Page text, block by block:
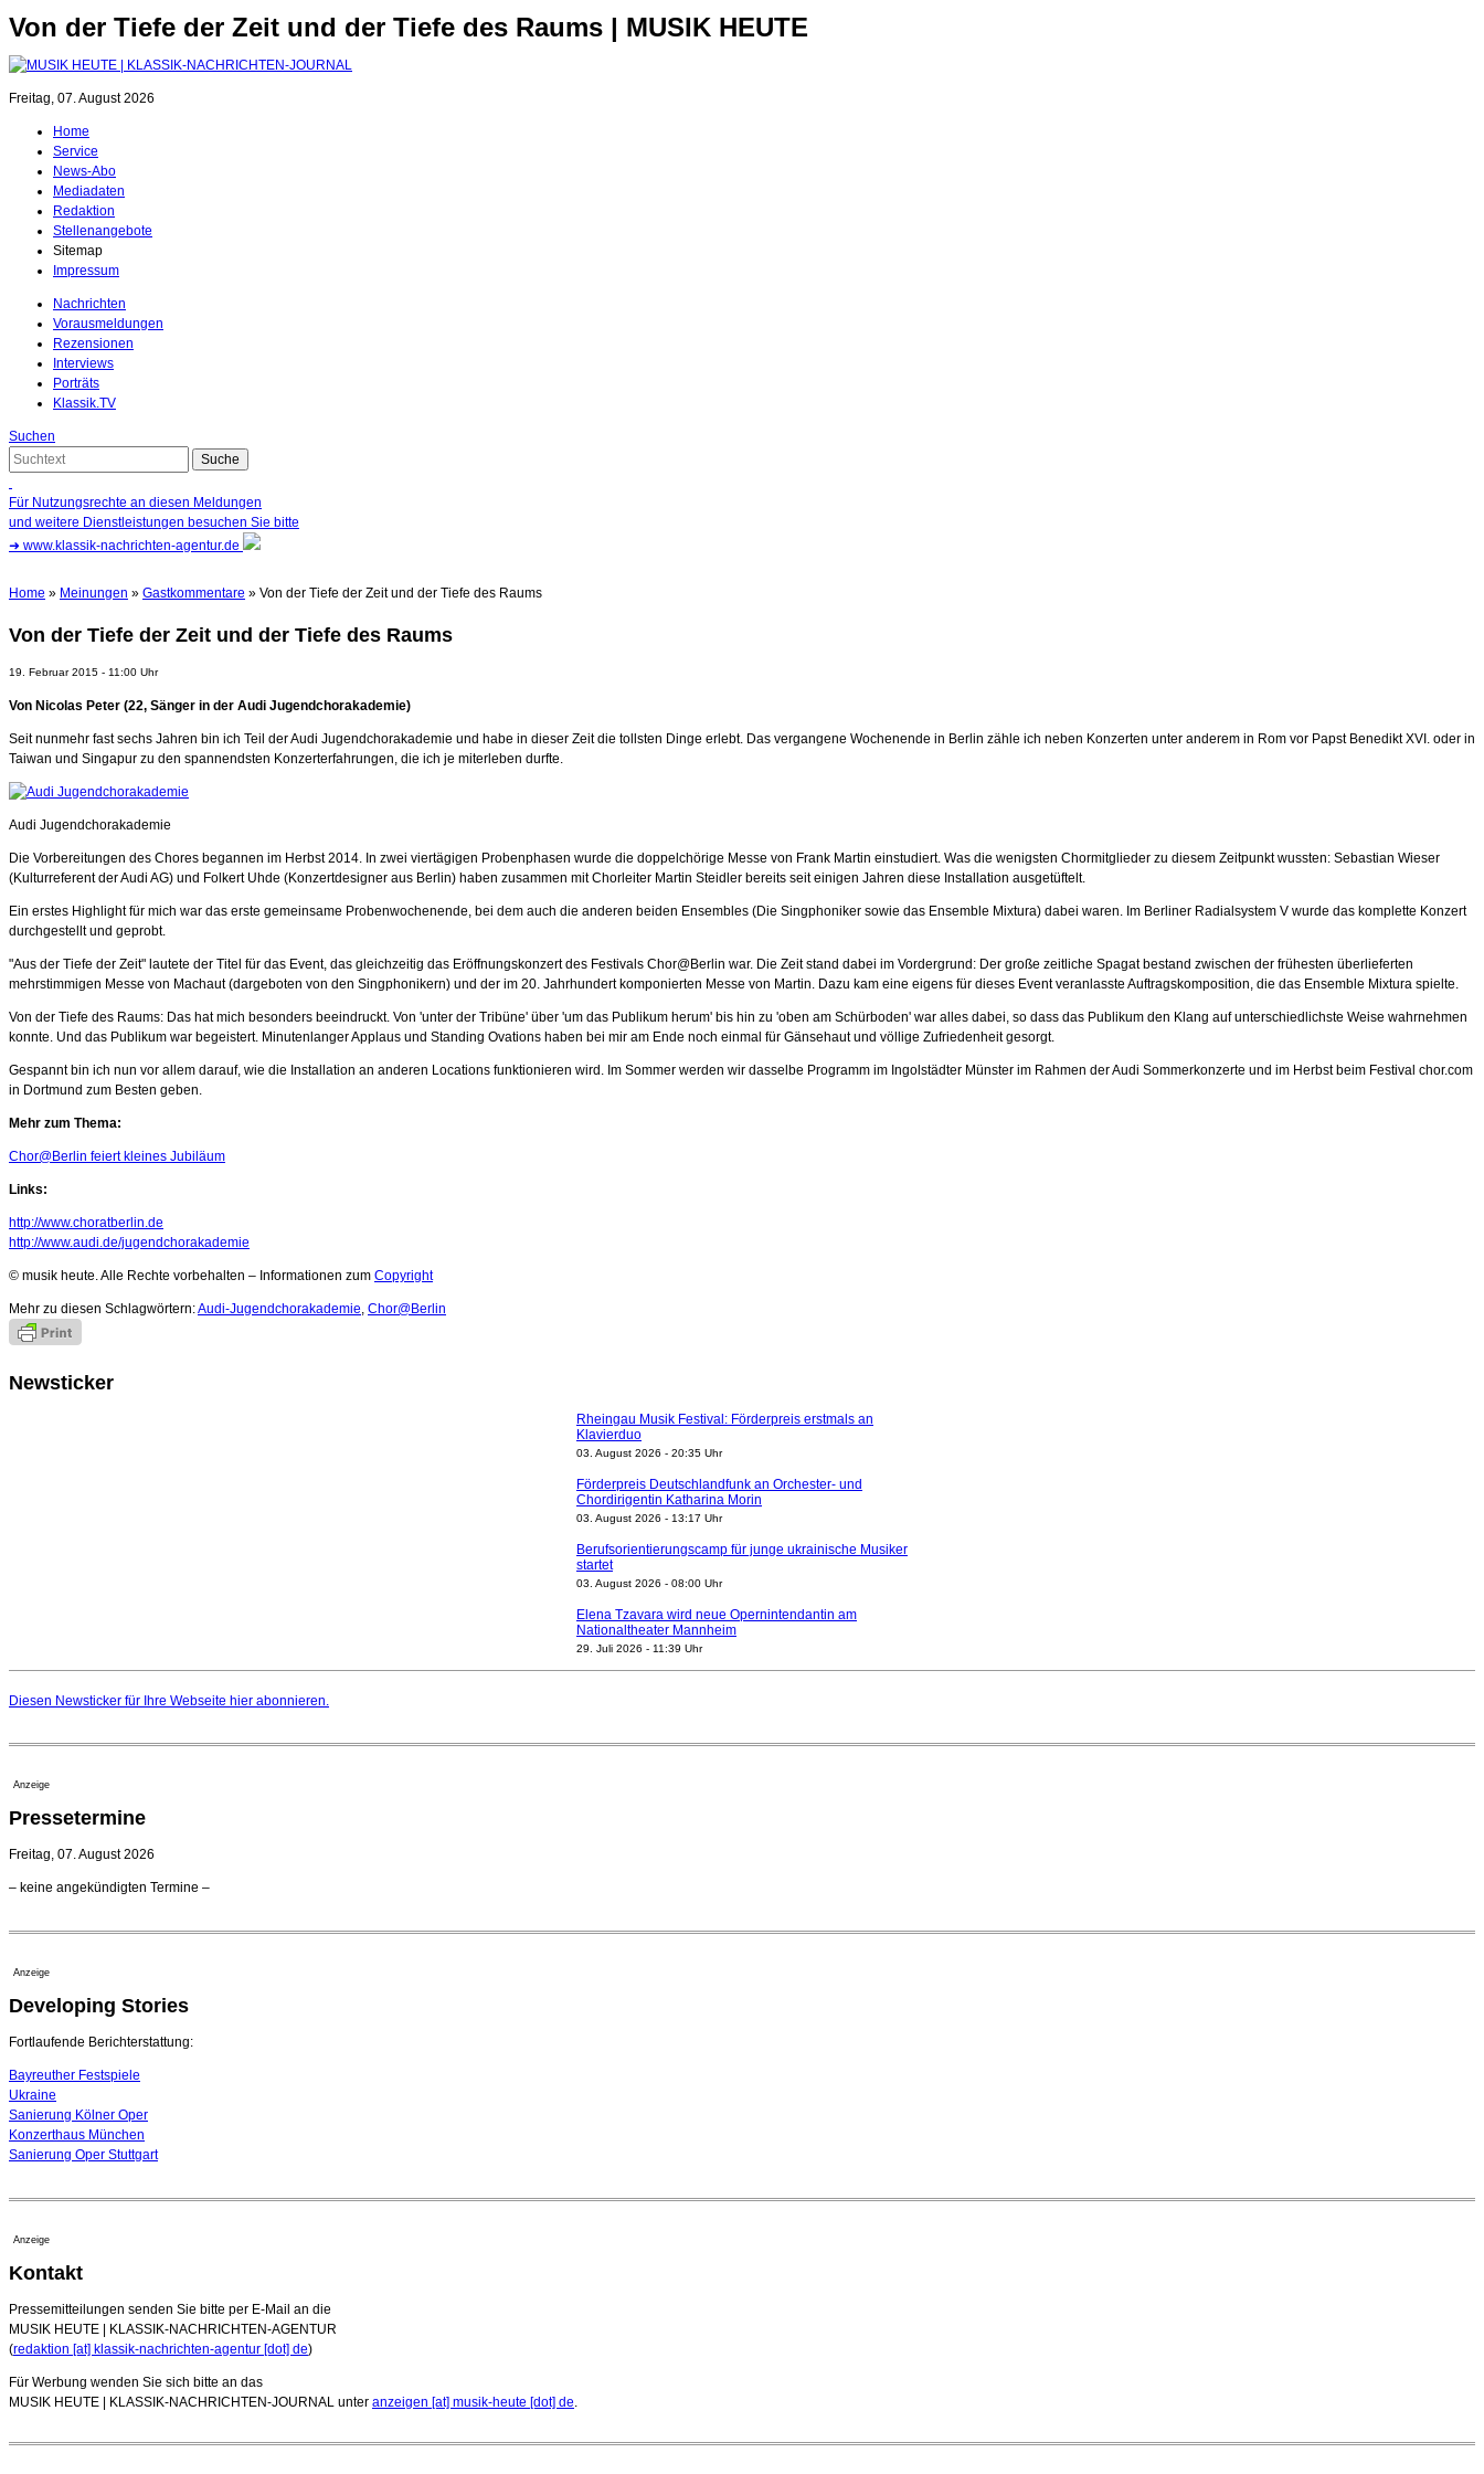
Von der Tiefe der Zeit und der Tiefe des Raums | MUSIK HEUTE
Freitag, 07. August 2026
Home
Service
News-Abo
Mediadaten
Redaktion
Stellenangebote
Sitemap
Impressum
Nachrichten
Vorausmeldungen
Rezensionen
Interviews
Porträts
Klassik.TV
Suchen
Für Nutzungsrechte an diesen Meldungen
und weitere Dienstleistungen besuchen Sie bitte
➜ www.klassik-nachrichten-agentur.de
Home » Meinungen » Gastkommentare » Von der Tiefe der Zeit und der Tiefe des Raums
Von der Tiefe der Zeit und der Tiefe des Raums
19. Februar 2015 - 11:00 Uhr
Von Nicolas Peter (22, Sänger in der Audi Jugendchorakademie)
Seit nunmehr fast sechs Jahren bin ich Teil der Audi Jugendchorakademie und habe in dieser Zeit die tollsten Dinge erlebt. Das vergangene Wochenende in Berlin zähle ich neben Konzerten unter anderem in Rom vor Papst Benedikt XVI. oder in
Taiwan und Singapur zu den spannendsten Konzerterfahrungen, die ich je miterleben durfte.
Audi Jugendchorakademie
Die Vorbereitungen des Chores begannen im Herbst 2014. In zwei viertägigen Probenphasen wurde die doppelchörige Messe von Frank Martin einstudiert. Was die wenigsten Chormitglieder zu diesem Zeitpunkt wussten: Sebastian Wieser
(Kulturreferent der Audi AG) und Folkert Uhde (Konzertdesigner aus Berlin) haben zusammen mit Chorleiter Martin Steidler bereits seit einigen Jahren diese Installation ausgetüftelt.
Ein erstes Highlight für mich war das erste gemeinsame Probenwochenende, bei dem auch die anderen beiden Ensembles (Die Singphoniker sowie das Ensemble Mixtura) dabei waren. Im Berliner Radialsystem V wurde das komplette Konzert
durchgestellt und geprobt.
"Aus der Tiefe der Zeit" lautete der Titel für das Event, das gleichzeitig das Eröffnungskonzert des Festivals Chor@Berlin war. Die Zeit stand dabei im Vordergrund: Der große zeitliche Spagat bestand zwischen der frühesten überlieferten
mehrstimmigen Messe von Machaut (dargeboten von den Singphonikern) und der im 20. Jahrhundert komponierten Messe von Martin. Dazu kam eine eigens für dieses Event veranlasste Auftragskomposition, die das Ensemble Mixtura spielte.
Von der Tiefe des Raums: Das hat mich besonders beeindruckt. Von 'unter der Tribüne' über 'um das Publikum herum' bis hin zu 'oben am Schürboden' war alles dabei, so dass das Publikum den Klang auf unterschiedlichste Weise wahrnehmen
konnte. Und das Publikum war begeistert. Minutenlanger Applaus und Standing Ovations haben bei mir am Ende noch einmal für Gänsehaut und völlige Zufriedenheit gesorgt.
Gespannt bin ich nun vor allem darauf, wie die Installation an anderen Locations funktionieren wird. Im Sommer werden wir dasselbe Programm im Ingolstädter Münster im Rahmen der Audi Sommerkonzerte und im Herbst beim Festival chor.com
in Dortmund zum Besten geben.
Mehr zum Thema:
Chor@Berlin feiert kleines Jubiläum
Links:
http://www.choratberlin.de
http://www.audi.de/jugendchorakademie
© musik heute. Alle Rechte vorbehalten – Informationen zum Copyright
Mehr zu diesen Schlagwörtern:Audi-Jugendchorakademie, Chor@Berlin
Newsticker
Rheingau Musik Festival: Förderpreis erstmals an
Klavierduo
03. August 2026 - 20:35 Uhr
Förderpreis Deutschlandfunk an Orchester- und
Chordirigentin Katharina Morin
03. August 2026 - 13:17 Uhr
Berufsorientierungscamp für junge ukrainische Musiker
startet
03. August 2026 - 08:00 Uhr
Elena Tzavara wird neue Opernintendantin am
Nationaltheater Mannheim
29. Juli 2026 - 11:39 Uhr
Kammerorchester Heilbronn: Chefdirigent Risto Joost
Diesen Newsticker für Ihre Webseite hier abonnieren.
Anzeige
Pressetermine
Freitag, 07. August 2026
– keine angekündigten Termine –
Anzeige
Developing Stories
Fortlaufende Berichterstattung:
Bayreuther Festspiele
Ukraine
Sanierung Kölner Oper
Konzerthaus München
Sanierung Oper Stuttgart
Anzeige
Kontakt
Pressemitteilungen senden Sie bitte per E-Mail an die
MUSIK HEUTE | KLASSIK-NACHRICHTEN-AGENTUR
(redaktion [at] klassik-nachrichten-agentur [dot] de)
Für Werbung wenden Sie sich bitte an das
MUSIK HEUTE | KLASSIK-NACHRICHTEN-JOURNAL unter anzeigen [at] musik-heute [dot] de